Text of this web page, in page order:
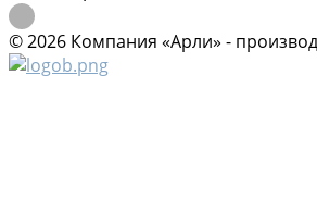
© 2026 Компания «Арли» -